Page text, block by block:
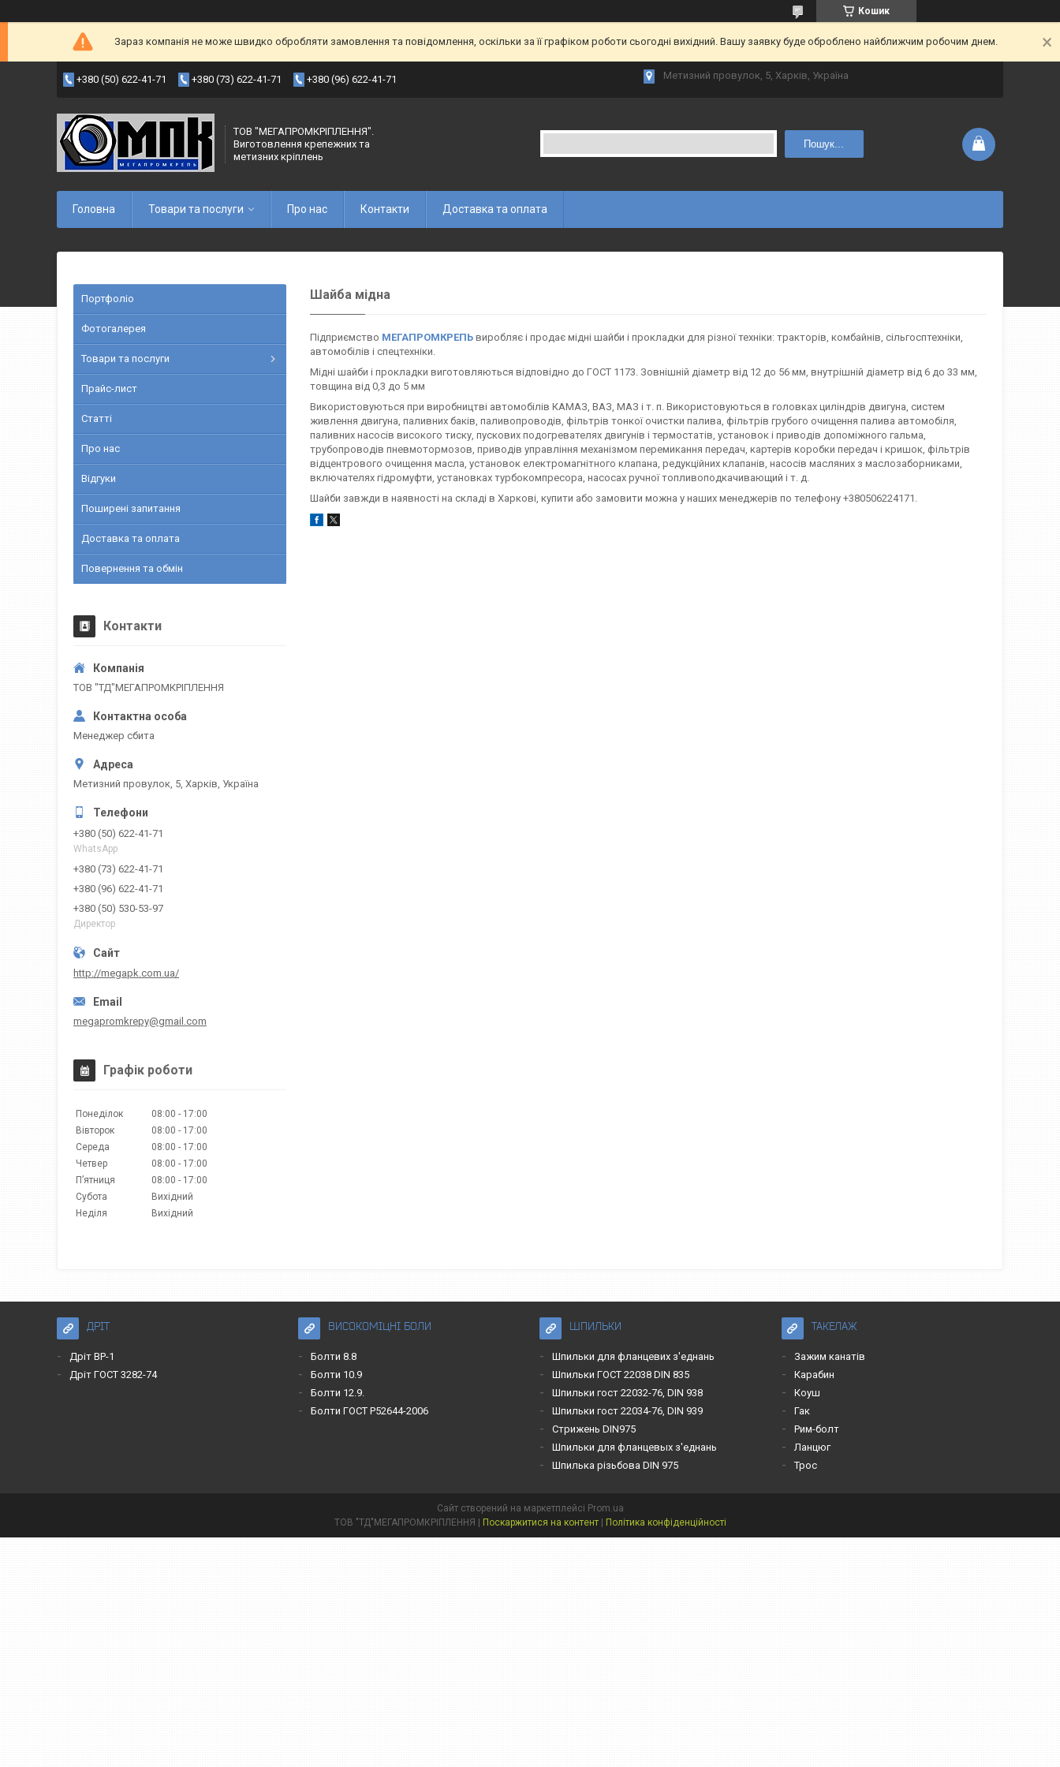
Кошик
Зараз компанія не може швидко обробляти замовлення та повідомлення, оскільки за її графіком роботи сьогодні вихідний. Вашу заявку буде оброблено найближчим робочим днем.
+380 (50) 622-41-71 +380 (73) 622-41-71 +380 (96) 622-41-71 Метизний провулок, 5, Харків, Україна
ТОВ "МЕГАПРОМКРІПЛЕННЯ".
Виготовлення крепежних та
метизних кріплень
Пошук...
Головна Товари та послуги Про нас Контакти Доставка та оплата
Шайба мідна
Підприємство МЕГАПРОМКРЕПЬ виробляє і продає мідні шайби і прокладки для різної техніки: тракторів, комбайнів, сільгосптехніки,
автомобілів і спецтехніки.
Мідні шайби і прокладки виготовляються відповідно до ГОСТ 1173. Зовнішній діаметр від 12 до 56 мм, внутрішній діаметр від 6 до 33 мм,
товщина від 0,3 до 5 мм
Використовуються при виробництві автомобілів КАМАЗ, ВАЗ, МАЗ і т. п. Використовуються в головках циліндрів двигуна, систем
живлення двигуна, паливних баків, паливопроводів, фільтрів тонкої очистки палива, фільтрів грубого очищення палива автомобіля,
паливних насосів високого тиску, пускових подогревателях двигунів і термостатів, установок і приводів допоміжного гальма,
трубопроводів пневмотормозов, приводів управління механізмом перемикання передач, картерів коробки передач і кришок, фільтрів
відцентрового очищення масла, установок електромагнітного клапана, редукційних клапанів, насосів масляних з маслозаборниками,
включателях гідромуфти, установках турбокомпресора, насосах ручної топливоподкачивающий і т. д.
Шайби завжди в наявності на складі в Харкові, купити або замовити можна у наших менеджерів по телефону +380506224171.
Портфоліо
Фотогалерея
Товари та послуги
Прайс-лист
Статті
Про нас
Відгуки
Поширені запитання
Доставка та оплата
Повернення та обмін
Контакти
ТОВ "ТД"МЕГАПРОМКРІПЛЕННЯ
Менеджер сбита
Метизний провулок, 5, Харків, Україна
+380 (50) 622-41-71
WhatsApp
+380 (73) 622-41-71
+380 (96) 622-41-71
+380 (50) 530-53-97
Директор
http://megapk.com.ua/
megapromkrepy@gmail.com
Графік роботи
Понеділок 08:00
17:00
Вівторок
08:00
17:00
Середа
08:00
17:00
Четвер
08:00
17:00
Пʼятниця
08:00
17:00
Субота
Вихідний
Неділя
Вихідний
ДРІТ
Дріт ВР-1
Дріт ГОСТ 3282-74
ВИСОКОМІЦНІ БОЛИ
Болти 8.8
Болти 10.9
Болти 12.9.
Болти ГОСТ Р52644-2006
ШПИЛЬКИ
Шпильки для фланцевих з'еднань
Шпильки ГОСТ 22038 DIN 835
Шпильки гост 22032-76, DIN 938
Шпильки гост 22034-76, DIN 939
Стрижень DIN975
Шпильки для фланцевых з'еднань
Шпилька різьбова DIN 975
ТАКЕЛАЖ
Зажим канатів
Карабин
Коуш
Гак
Рим-болт
Ланцюг
Трос
Сайт створений на маркетплейсі Prom.ua
Поскаржитися на контент Політика конфіденційності